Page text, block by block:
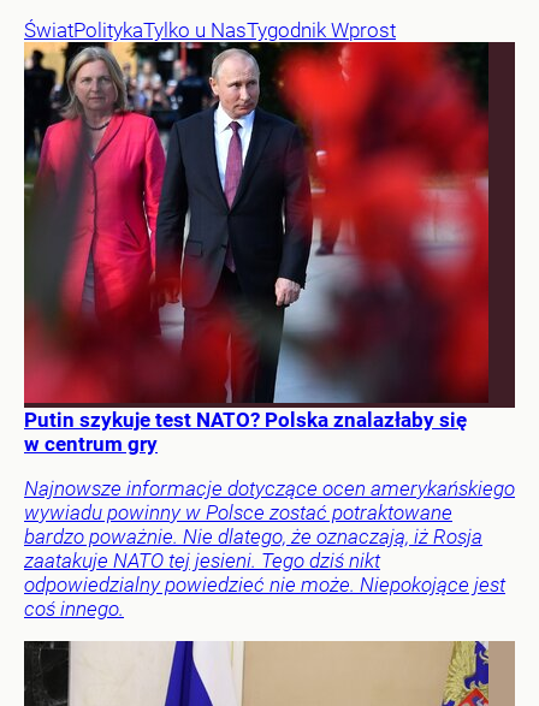
ŚwiatPolitykaTylko u NasTygodnik Wprost
Putin szykuje test NATO? Polska znalazłaby się
w centrum gry
Najnowsze informacje dotyczące ocen amerykańskiego
wywiadu powinny w Polsce zostać potraktowane
bardzo poważnie. Nie dlatego, że oznaczają, iż Rosja
zaatakuje NATO tej jesieni. Tego dziś nikt
odpowiedzialny powiedzieć nie może. Niepokojące jest
coś innego.